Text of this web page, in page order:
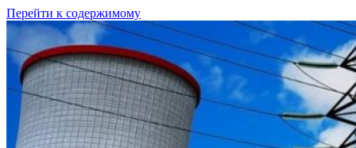
Перейти к содержимому